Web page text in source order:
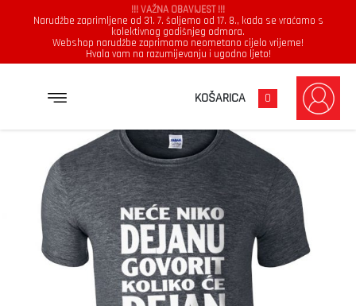
!!! VAŽNA OBAVIJEST !!!
Narudžbe zaprimljene od 31. 7. šaljemo od 17. 8., kada se vraćamo s
kolektivnog godišnjeg odmora.
Webshop narudžbe zaprimamo neometano cijelo vrijeme!
Hvala vam na razumijevanju i ugodno ljeto!
KOŠARICA 0
NEĆE NIKO DEJANU GOVORIT KOLIKO ĆE DEJAN PIVE POPIT